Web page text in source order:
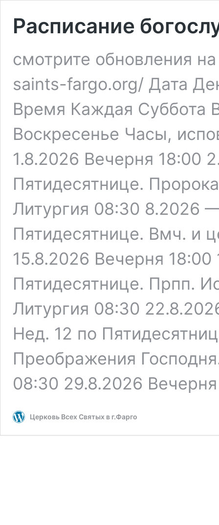
Расписание
смотрите обновления
saints-fargo.org/ Дата
Время Каждая Суббота
Воскресенье Часы,
1.8.2026 Beчерня 18:00
Пятидесятнице.
Литургия 08:30 8.2026
Пятидесятнице. Вмч. и
15.8.2026 Beчерня
Пятидесятнице. Прпп.
Литургия 08:30
Нед. 12 по
Преображения
08:30 29.8.2026
Церковь Всех Святых в г.Фарго